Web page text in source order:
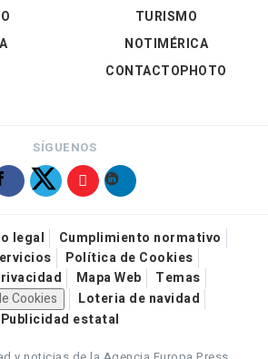
TURISMO
NOTIMÉRICA
CONTACTOPHOTO
SÍGUENOS
legal
Cumplimiento normativo
Política de Cookies
Mapa Web
Temas
Cookies
Loteria de navidad
Publicidad estatal